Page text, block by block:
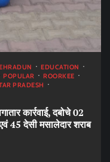
EDUCATION
POPULAR
ROORKEE
PRADESH
कार्रवाई, दबोचे 02
45 देसी मसालेदार शराब